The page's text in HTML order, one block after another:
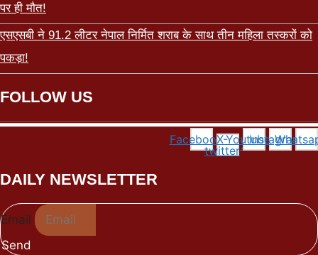
पर ही मौत!
एसएसबी ने 91.2 लीटर नेपाल निर्मित शराब के साथ तीन महिला तस्करों को
पकड़ा!
FOLLOW US
FacebookX-
twitter
YoutubeInstagram
DAILY NEWSLETTER
Email
Send